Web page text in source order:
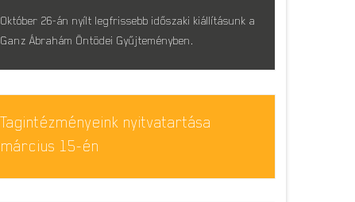
Október 26-án nyílt legfrissebb időszaki kiállításunk a
Ganz Ábrahám Öntödei Gyűjteményben.
Tagintézményeink nyitvatartása
március 15-én